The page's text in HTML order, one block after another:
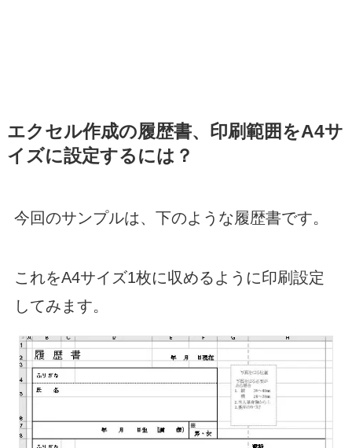
エクセル作成の履歴書、印刷範囲をA4サ
イズに設定するには？
今回のサンプルは、下のような履歴書です。
これをA4サイズ1枚に収めるように印刷設定
してみます。